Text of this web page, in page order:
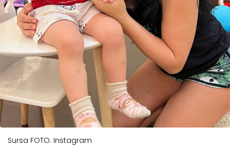
Sursa FOTO: Instagram